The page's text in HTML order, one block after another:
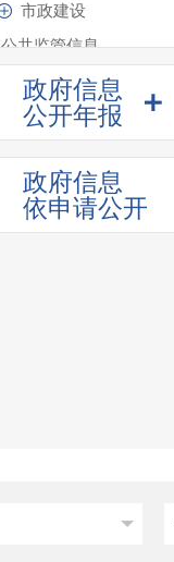
市政建设
公共监管信息
行政处罚和强制
行政许可
招投标行政监督责任清
政府信息
公开年报
政府信息
依申请公开